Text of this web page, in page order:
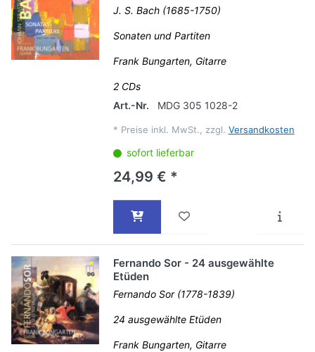
J. S. Bach (1685-1750)
Sonaten und Partiten
Frank Bungarten, Gitarre
2 CDs
Art.-Nr.
MDG 305 1028-2
* Preise inkl. MwSt., zzgl. Versandkosten
sofort lieferbar
24,99 € *
Fernando Sor - 24 ausgewählte
Etüden
Fernando Sor (1778-1839)
24 ausgewählte Etüden
Frank Bungarten, Gitarre